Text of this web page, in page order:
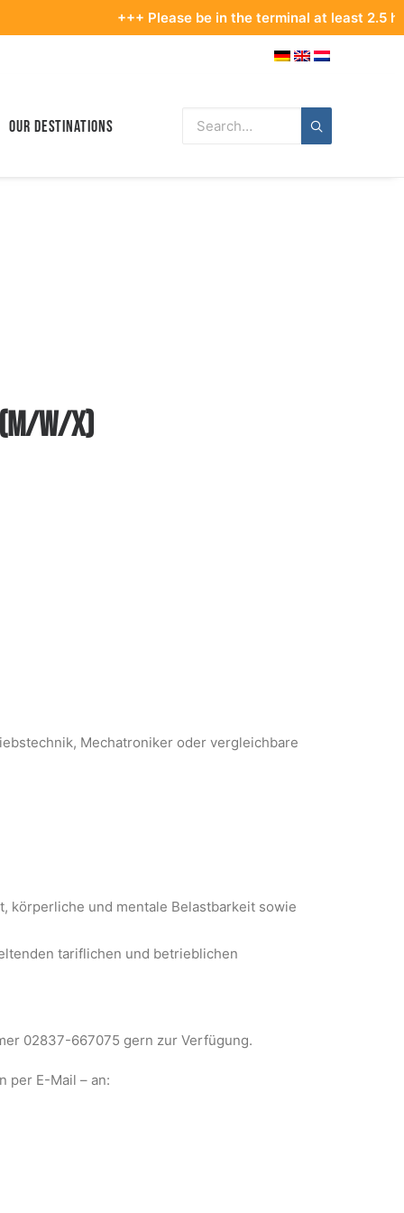
+++ Please be in the terminal at least 2.5 hours
Our Destinations
(M/W/X)
Mechatroniker oder vergleichbare
körperliche und mentale Belastbarkeit sowie
tariflichen und betrieblichen
02837-667075 gern zur Verfügung.
per E-Mail – an: